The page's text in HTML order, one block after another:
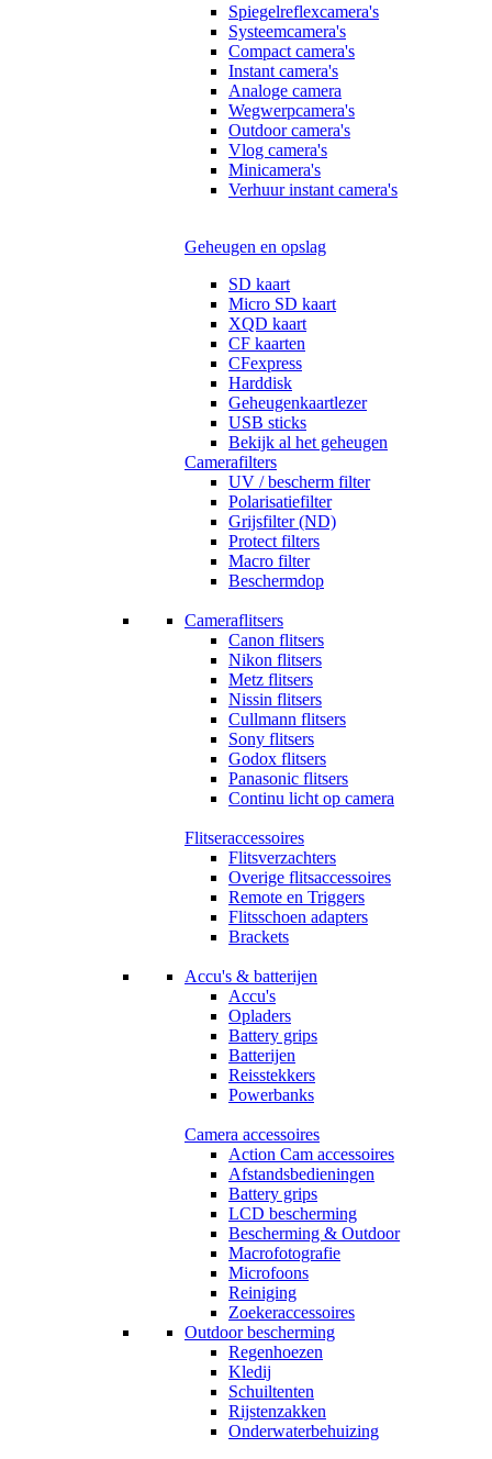
Spiegelreflexcamera's
Systeemcamera's
Compact camera's
Instant camera's
Analoge camera
Wegwerpcamera's
Outdoor camera's
Vlog camera's
Minicamera's
Verhuur instant camera's
Geheugen en opslag
SD kaart
Micro SD kaart
XQD kaart
CF kaarten
CFexpress
Harddisk
Geheugenkaartlezer
USB sticks
Bekijk al het geheugen
Camerafilters
UV / bescherm filter
Polarisatiefilter
Grijsfilter (ND)
Protect filters
Macro filter
Beschermdop
Cameraflitsers
Canon flitsers
Nikon flitsers
Metz flitsers
Nissin flitsers
Cullmann flitsers
Sony flitsers
Godox flitsers
Panasonic flitsers
Continu licht op camera
Flitseraccessoires
Flitsverzachters
Overige flitsaccessoires
Remote en Triggers
Flitsschoen adapters
Brackets
Accu's & batterijen
Accu's
Opladers
Battery grips
Batterijen
Reisstekkers
Powerbanks
Camera accessoires
Action Cam accessoires
Afstandsbedieningen
Battery grips
LCD bescherming
Bescherming & Outdoor
Macrofotografie
Microfoons
Reiniging
Zoekeraccessoires
Outdoor bescherming
Regenhoezen
Kledij
Schuiltenten
Rijstenzakken
Onderwaterbehuizing